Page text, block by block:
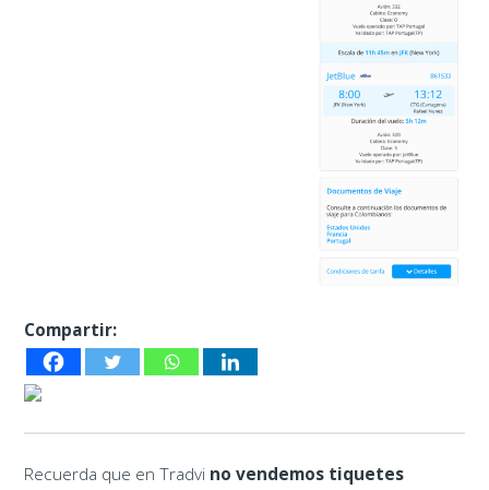
Compartir:
Recuerda que en Tradvi no vendemos tiquetes